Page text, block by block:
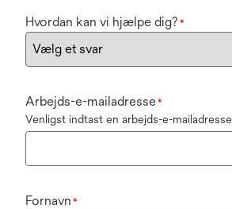
Hvordan kan vi hjælpe dig? *
Arbejds-e-mailadresse*
Venligst indtast en arbejds-e-mailadresse
Fornavn *